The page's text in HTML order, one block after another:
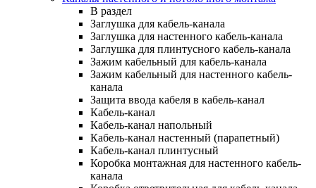
В раздел
Заглушка для кабель-канала
Заглушка для настенного кабель-канала
Заглушка для плинтусного кабель-канала
Зажим кабельный для кабель-канала
Зажим кабельный для настенного кабель-
канала
Защита ввода кабеля в кабель-канал
Кабель-канал
Кабель-канал напольный
Кабель-канал настенный (парапетный)
Кабель-канал плинтусный
Коробка монтажная для настенного кабель-
канала